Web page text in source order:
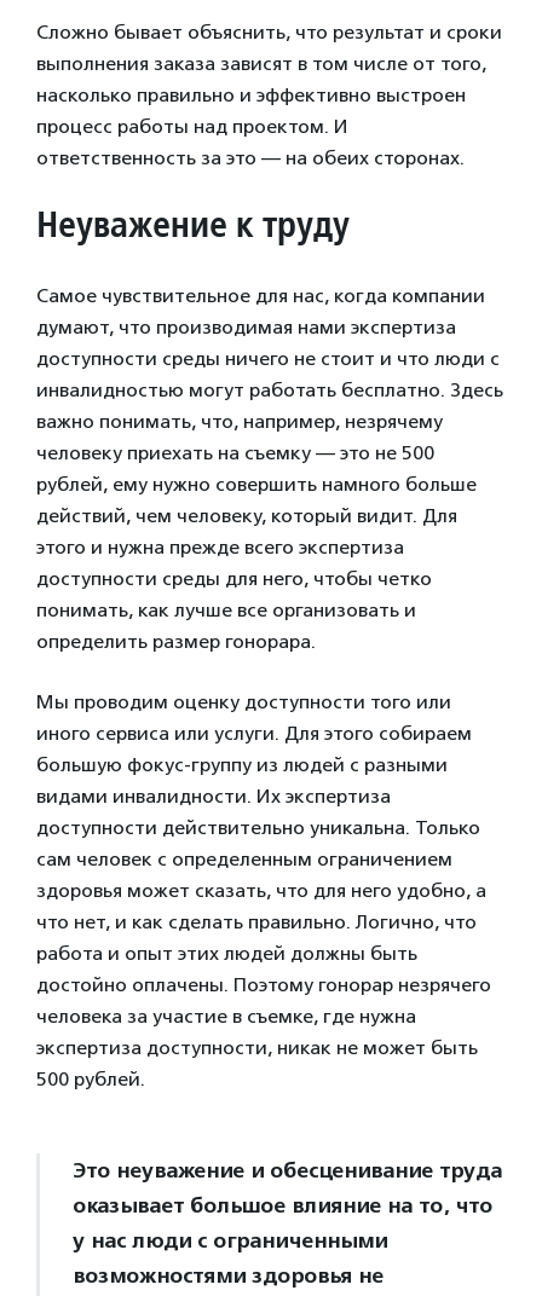
Сложно бывает объяснить, что результат и сроки
выполнения заказа зависят в том числе от того,
насколько правильно и эффективно выстроен
процесс работы над проектом. И
ответственность за это — на обеих сторонах.
Неуважение к труду
Самое чувствительное для нас, когда компании
думают, что производимая нами экспертиза
доступности среды ничего не стоит и что люди с
инвалидностью могут работать бесплатно. Здесь
важно понимать, что, например, незрячему
человеку приехать на съемку — это не 500
рублей, ему нужно совершить намного больше
действий, чем человеку, который видит. Для
этого и нужна прежде всего экспертиза
доступности среды для него, чтобы четко
понимать, как лучше все организовать и
определить размер гонорара.
Мы проводим оценку доступности того или
иного сервиса или услуги. Для этого собираем
большую фокус-группу из людей с разными
видами инвалидности. Их экспертиза
доступности действительно уникальна. Только
сам человек с определенным ограничением
здоровья может сказать, что для него удобно, а
что нет, и как сделать правильно. Логично, что
работа и опыт этих людей должны быть
достойно оплачены. Поэтому гонорар незрячего
человека за участие в съемке, где нужна
экспертиза доступности, никак не может быть
500 рублей.
Это неуважение и обесценивание труда
оказывает большое влияние на то, что
у нас люди с ограниченными
возможностями здоровья не